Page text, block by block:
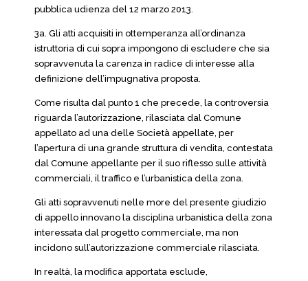
pubblica udienza del 12 marzo 2013.
3a. Gli atti acquisiti in ottemperanza all’ordinanza
istruttoria di cui sopra impongono di escludere che sia
sopravvenuta la carenza in radice di interesse alla
definizione dell’impugnativa proposta.
Come risulta dal punto 1 che precede, la controversia
riguarda l’autorizzazione, rilasciata dal Comune
appellato ad una delle Società appellate, per
l’apertura di una grande struttura di vendita, contestata
dal Comune appellante per il suo riflesso sulle attività
commerciali, il traffico e l’urbanistica della zona.
Gli atti sopravvenuti nelle more del presente giudizio
di appello innovano la disciplina urbanistica della zona
interessata dal progetto commerciale, ma non
incidono sull’autorizzazione commerciale rilasciata.
In realtà, la modifica apportata esclude,